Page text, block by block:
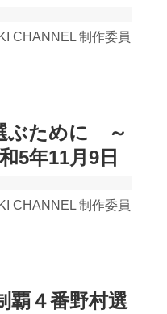
CHANNEL 制作委員
ぶために ～
5年11月9日
CHANNEL 制作委員
覇４番野村選